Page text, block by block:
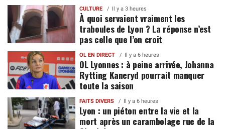
CULTURE Il y a 3 heures
À quoi servaient vraiment les
traboules de Lyon ? La réponse n’est
pas celle que l’on croit
OL EN DIRECT Il y a 6 heures
OL Lyonnes : à peine arrivée, Johanna
Rytting Kaneryd pourrait manquer
toute la saison
FAITS DIVERS Il y a 6 heures
Lyon : un piéton entre la vie et la
mort après un carambolage rue de la